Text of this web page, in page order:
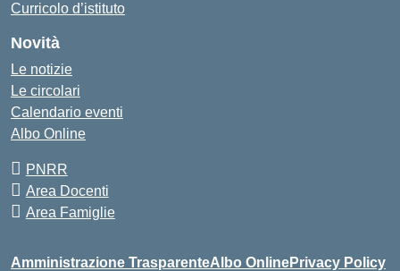
Curricolo d’istituto
Novità
Le notizie
Le circolari
Calendario eventi
Albo Online
PNRR
Area Docenti
Area Famiglie
Amministrazione TrasparenteAlbo OnlinePrivacy Policy